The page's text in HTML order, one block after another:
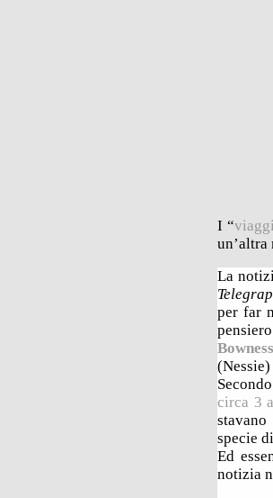
I “
La
per far
circa 3
specie
Ed
notizia